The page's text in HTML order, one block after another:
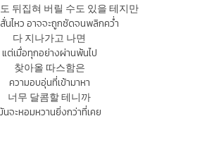
뒤집혀 버릴 수도 있을 테지만
นไหว อาจจะถูกซัดจนพลิกคว่ำ
다 지나가고 나면
แต่เมื่อทุกอย่างผ่านพ้นไป
찾아올 따스함은
ความอบอุ่นที่เข้ามาหา
너무 달콤할 테니까
นจะหอมหวานยิ่งกว่าที่เคย